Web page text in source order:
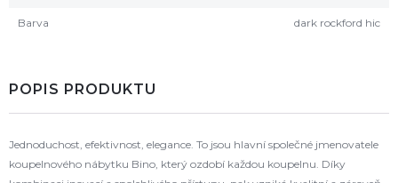
Barva dark rockford hic
POPIS PRODUKTU
Jednoduchost, efektivnost, elegance. To jsou hlavní společné jmenovatele
koupelnového nábytku Bino, který ozdobí každou koupelnu. Díky